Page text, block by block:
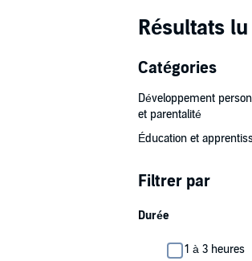
Résultats
Catégories
Développement
et parentalité
Éducation et
Filtrer par
Durée
1 à 3 heures